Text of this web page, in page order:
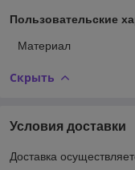
Пользовательские
Материал
Скрыть
Условия доставки
Доставка